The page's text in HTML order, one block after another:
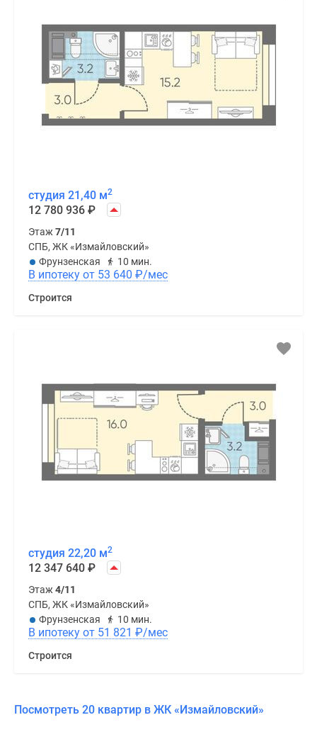
студия 21,40 м2
12 780 936 ₽
Этаж7/11
СПБ, ЖК «Измайловский»
Фрунзенская
10 мин.
В ипотеку от 53 640 ₽/мес
Строится
студия 22,20 м2
12 347 640 ₽
Этаж4/11
СПБ, ЖК «Измайловский»
Фрунзенская
10 мин.
В ипотеку от 51 821 ₽/мес
Строится
Посмотреть 20 квартир в ЖК «Измайловский»